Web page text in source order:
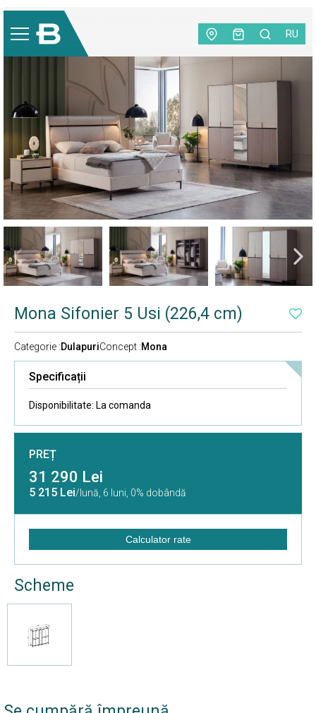
RU
Dormitor
cm)
Mona Sifonier 5 Usi (226,4 cm)
Categorie :DulapuriConcept :Mona
Specificații
Disponibilitate: La comanda
PREȚ
31 290 Lei
5 215 Lei/lună, 6 luni, 0% dobândă
Calculator rate
Scheme